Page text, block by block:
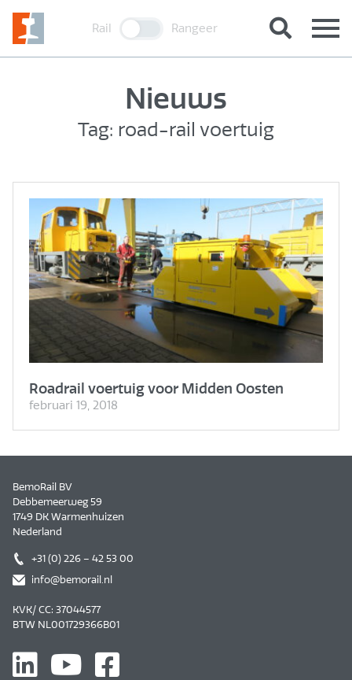
Rail Rangeer
Nieuws
Tag: road-rail voertuig
Road­rail voertuig voor Midden Oosten
februari 19, 2018
BemoRail BV
Debbemeerweg 59
1749 DK Warmenhuizen
Nederland
+31 (0) 226 – 42 53 00
info@bemorail.nl
KVK/ CC: 37044577
BTW NL001729366B01